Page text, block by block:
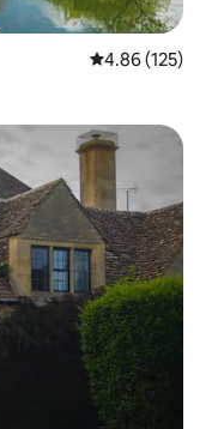
レビュー125
4.86 (125)